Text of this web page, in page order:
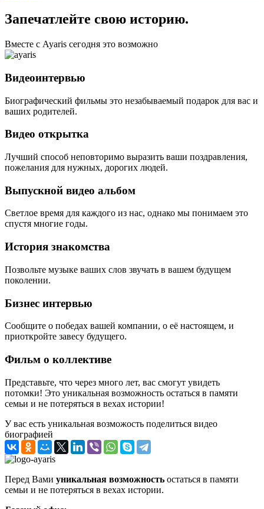
Запечатлейте свою историю.
Вместе с Ayaris сегодня это возможно
Видеоинтервью
Биографический фильмы это незабываемый подарок для вас и
ваших родителей.
Видео открытка
Лучший способ неповторимо выразить ваши поздравления,
пожелания для нужных, дорогих людей.
Выпускной видео альбом
Светлое время для каждого из нас, однако мы понимаем это
спустя многие годы.
История знакомства
Позвольте музыке ваших слов звучать в вашем будущем
поколении.
Бизнес интервью
Сообщите о победах вашей компании, о её настоящем, и
приоткройте завесу будущего.
Фильм о коллективе
Представьте, что через много лет, вас смогут увидеть
потомки! Это уникальная возможность остаться в памяти
семьи и не потеряться в вехах истории!
У вас есть уникальная возможость поделиться видео
биографией
Перед Вами уникальная возможность остаться в памяти
семьи и не потеряться в вехах истории.